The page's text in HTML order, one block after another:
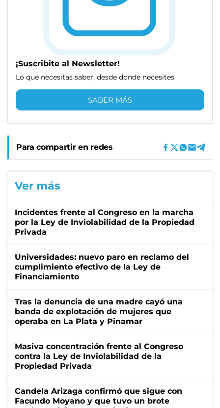
¡Suscribite al Newsletter!
Lo que necesitas saber, desde donde necesites
SABER MÁS
Para compartir en redes
Ver más
Incidentes frente al Congreso en la marcha
por la Ley de Inviolabilidad de la Propiedad
Privada
Universidades: nuevo paro en reclamo del
cumplimiento efectivo de la Ley de
Financiamiento
Tras la denuncia de una madre cayó una
banda de explotación de mujeres que
operaba en La Plata y Pinamar
Masiva concentración frente al Congreso
contra la Ley de Inviolabilidad de la
Propiedad Privada
Candela Arizaga confirmó que sigue con
Facundo Moyano y que tuvo un brote